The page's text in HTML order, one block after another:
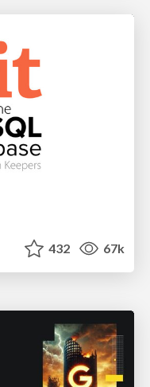
432 67k